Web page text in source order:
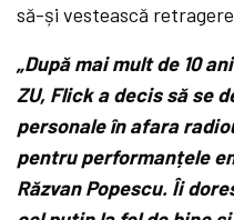
să-și vestească
„După mai mult de 10
ZU, Flick a decis să se
personale în afara
pentru performanțele
Răzvan Popescu. Îi